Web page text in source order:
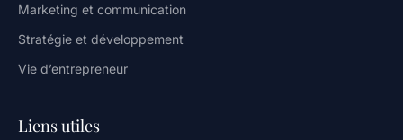
Marketing et communication
Stratégie et développement
Vie d’entrepreneur
Liens utiles